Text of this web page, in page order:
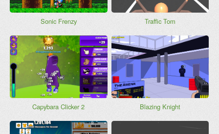
Sonic Frenzy Traffic Tom
Capybara Clicker 2 Blazing Knight